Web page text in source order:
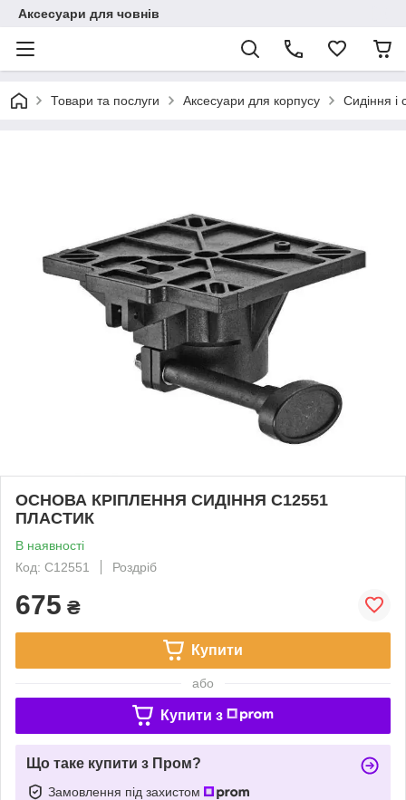
Аксесуари для човнів
Товари та послуги Аксесуари для корпусу Сидіння і
ОСНОВА КРІПЛЕННЯ СИДІННЯ C12551
ПЛАСТИК
В наявності
Код: C12551
Роздріб
675 ₴
Купити
або
Купити з
Що таке купити з Пром?
Замовлення під захистом